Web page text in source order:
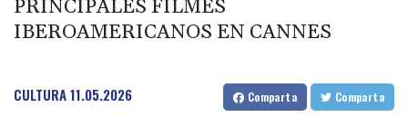
PRINCIPALES FILMES
IBEROAMERICANOS EN CANNES
CULTURA11.05.2026 Comparta Comparta